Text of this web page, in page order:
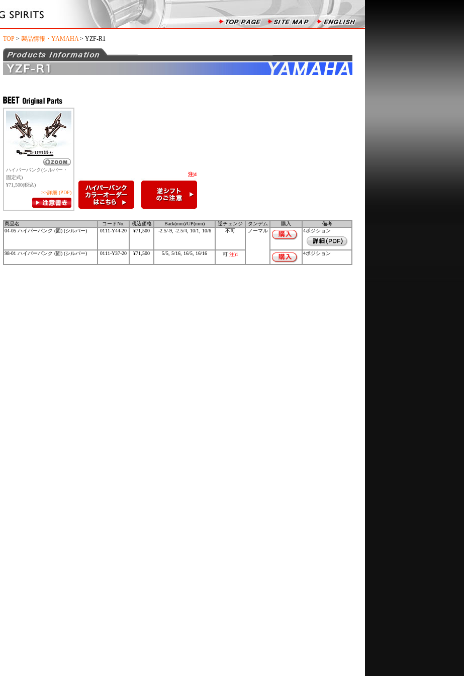
TOP > 製品情報・YAMAHA> YZF-R1
ハイパーバンク(シルバー・
固定式)
¥71,500(税込)
>>詳細 (PDF)
注)1
商品名 コードNo. 税込価格 Back(mm)/UP(mm) 逆チェンジ タンデム 購入
備考
04-05 ハイパーバンク (固) (シルバー)
0111-Y44-20 ¥71,500 -2.5/-9, -2.5/4, 10/1, 10/6 不可 ノーマル 4ポジション
98-01 ハイパーバンク (固) (シルバー) 0111-Y37-20 ¥71,500 5/5, 5/16, 16/5, 16/16 可 注)1 4ポジション